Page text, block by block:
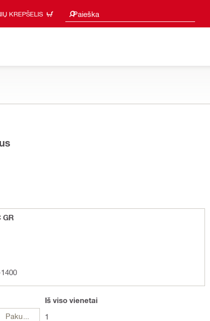
KREPŠELIS Paieška
Paieškos pasiūlymai
GR
Pakuotės
Iš viso vienetai
1